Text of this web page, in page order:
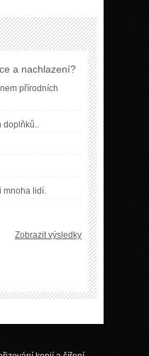
a nachlazení?
přírodních
doplňků..
mnoha lidí.
Zobrazit výsledky